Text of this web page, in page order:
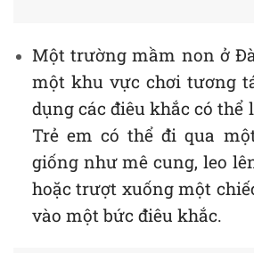
Một trường mầm non ở
một khu vực chơi tương
dụng các điêu khắc có thể
Trẻ em có thể đi qua
giống như mê cung, leo
hoặc trượt xuống một
vào một bức điêu khắc.